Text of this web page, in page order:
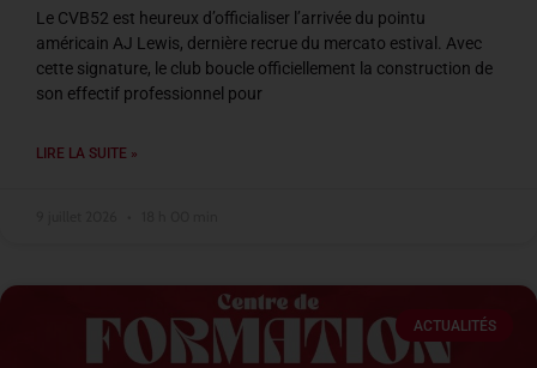
Le CVB52 est heureux d’officialiser l’arrivée du pointu
américain AJ Lewis, dernière recrue du mercato estival. Avec
cette signature, le club boucle officiellement la construction de
son effectif professionnel pour
LIRE LA SUITE »
ACTUALITÉS